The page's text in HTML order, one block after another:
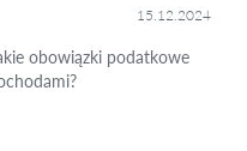
15.12.2024
obowiązki podatkowe